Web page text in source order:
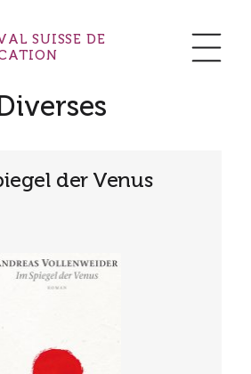
SUISSE DE
der Venus